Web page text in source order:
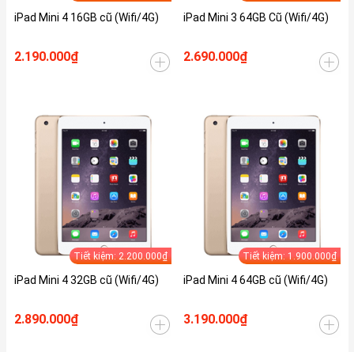
iPad Mini 4 16GB cũ (Wifi/4G)
2.190.000₫
iPad Mini 3 64GB Cũ (Wifi/4G)
2.690.000₫
Tiết kiệm: 2.200.000₫
iPad Mini 4 32GB cũ (Wifi/4G)
2.890.000₫
Tiết kiệm: 1.900.000₫
iPad Mini 4 64GB cũ (Wifi/4G)
3.190.000₫